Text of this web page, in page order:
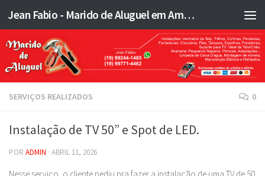
Skip to content Jean Fabio - Marido de Aluguel em Americana SP e região - JFMA
SERVIÇOS REALIZADOS 0
Instalação de TV 50” e Spot de LED.
POR ADMIN · ABRIL 11, 2026